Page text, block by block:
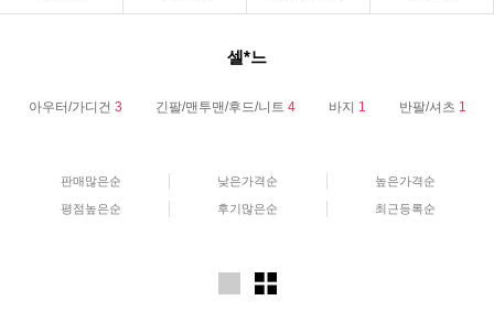
셀*느
아우터/가디건 3 긴팔/맨투맨/후드/니트 4 바지 1 반팔/셔츠 1
판매많은순 낮은가격순 높은가격순
평점높은순 후기많은순 최근등록순